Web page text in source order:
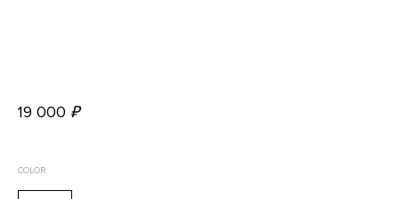
19 000 ₽
COLOR: